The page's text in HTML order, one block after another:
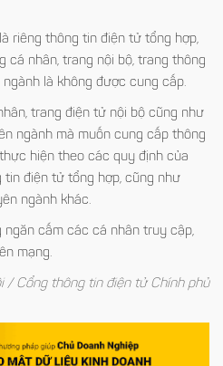
riêng thông tin điện tử tổng hợp,
cá nhân, trang nội bộ, trang thông
là không được cung cấp.
trang điện tử nội bộ cũng như
ngành mà muốn cung cấp thông
hiện theo các quy định của
tin điện tử tổng hợp, cũng như
ngành khác.
ngăn cấm các cá nhân truy cập,
mạng.
/ Cổng thông tin điện tử Chính phủ